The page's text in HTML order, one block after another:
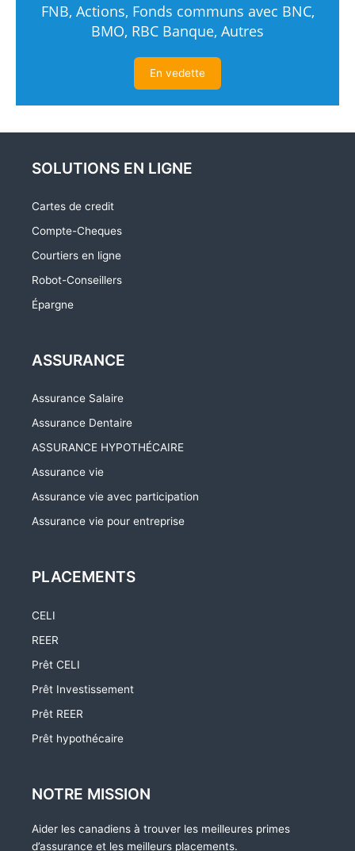
FNB, Actions, Fonds communs avec BNC,
BMO, RBC Banque, Autres
En vedette
SOLUTIONS EN LIGNE
Cartes de credit
Compte-Cheques
Courtiers en ligne
Robot-Conseillers
Épargne
ASSURANCE
Assurance Salaire
Assurance Dentaire
ASSURANCE HYPOTHÉCAIRE
Assurance vie
Assurance vie avec participation
Assurance vie pour entreprise
PLACEMENTS
CELI
REER
Prêt CELI
Prêt Investissement
Prêt REER
Prêt hypothécaire
NOTRE MISSION
Aider les canadiens à trouver les meilleures primes
d’assurance et les meilleurs placements.